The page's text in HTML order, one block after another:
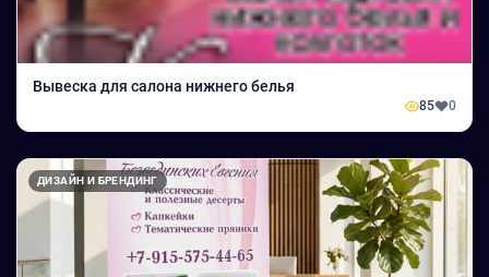
Вывеска для салона нижнего белья
85 0
ДИЗАЙН И БРЕНДИНГ